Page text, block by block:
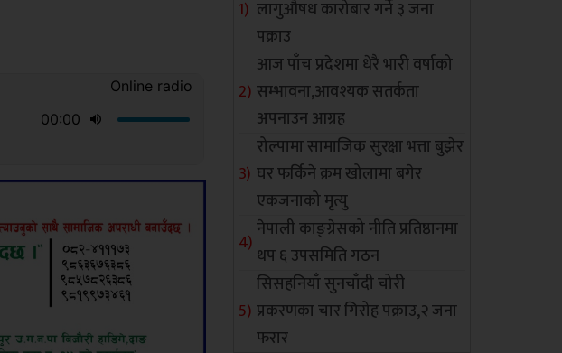
लागुऔषध कारोबार गर्ने ३ जना
पक्राउ
आज पाँच प्रदेशमा धेरै भारी वर्षाको
सम्भावना,आवश्यक सतर्कता
अपनाउन आग्रह
रोल्पामा सामाजिक सुरक्षा भत्ता बुझेर
घर फर्किने क्रम खोलामा बगेर
एकजनाको मृत्यु
नेपाली काङ्ग्रेसको नीति प्रतिष्ठानमा
थप ६ उपसमिति गठन
सिसहनियाँ सुनचाँदी चोरी
प्रकरणका चार गिरोह पक्राउ,२ जना
फरार